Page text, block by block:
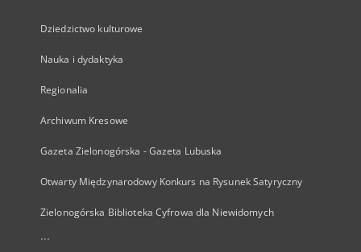
Dziedzictwo kulturowe
Nauka i dydaktyka
Regionalia
Archiwum Kresowe
Gazeta Zielonogórska - Gazeta Lubuska
Otwarty Międzynarodowy Konkurs na Rysunek Satyryczny
Zielonogórska Biblioteka Cyfrowa dla Niewidomych
...